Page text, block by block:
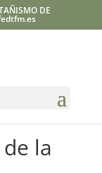
DE
la